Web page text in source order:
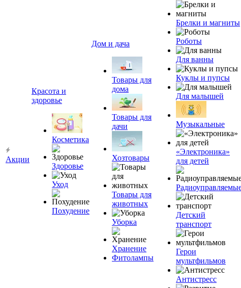
Акции
Красота и
здоровье
Косметика
Здоровье
Уход
Похудение
Дом и дача
Товары для
дома
Товары для
дачи
Хозтовары
Товары для
животных
Уборка
Хранение
Фитолампы
Брелки и магниты
Роботы
Для ванны
Куклы и пупсы
Для малышей
Музыкальные
«Электроника»
для детей
Детский
транспорт
Герои
мультфильмов
Антистресс